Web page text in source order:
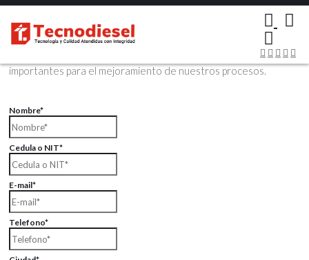
Contáctenos Vía Email
Envíenos sus datos con sus comentarios, sus opiniones son muy
importantes para el mejoramiento de nuestros procesos.
Nombre*
Cedula o NIT*
E-mail*
Telefono*